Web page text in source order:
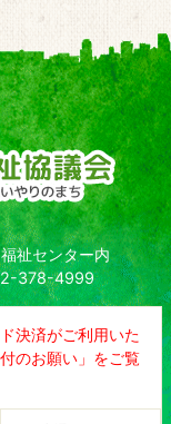
祉センター内
378-4999
決済がご利用いた
のお願い」をご覧